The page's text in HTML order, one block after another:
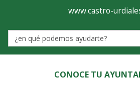
Ayuntamiento
de
Castro-
Urdiales
www.castro-
Label
CONOCE TU